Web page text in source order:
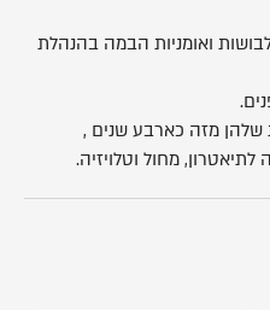
ואומניות הבמה בהנהלת
שלהן מזה כארבע שנים ,
מחול וטלויזיה.